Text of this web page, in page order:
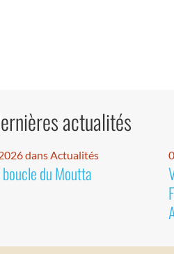
actualités
dans Actualités
boucle du Moutta